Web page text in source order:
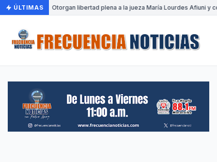
ÚLTIMAS• Otorgan libertad plena a la jueza María Lourdes Afiuni y